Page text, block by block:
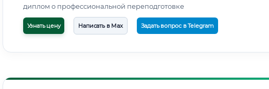
диплом о профессиональной переподготовке
Узнать цену Написать в Max Задать вопрос в Telegram